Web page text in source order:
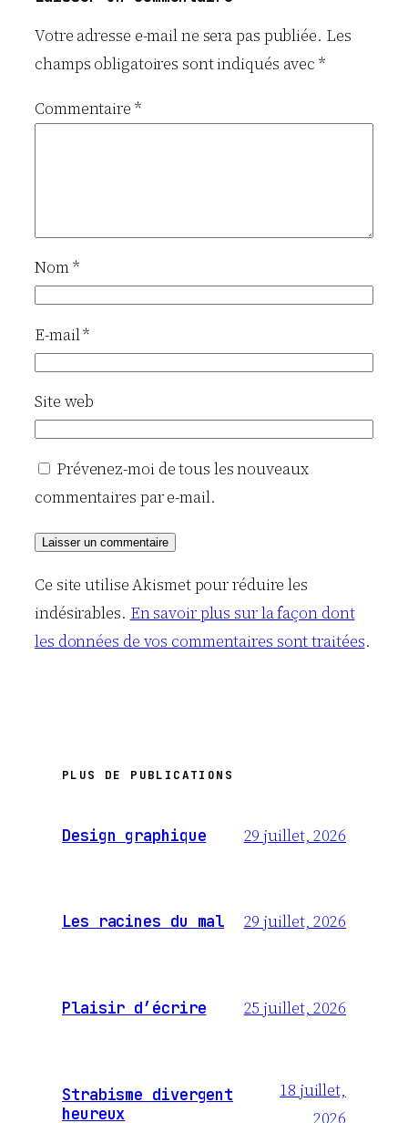
Votre adresse e-mail ne sera pas publiée. Les
champs obligatoires sont indiqués avec*
Commentaire *
Nom*
E-mail*
Site web
Prévenez-moi de tous les nouveaux
commentaires par e-mail.
Ce site utilise Akismet pour réduire les
indésirables. En savoir plus sur la façon dont
les données de vos commentaires sont traitées.
PLUS DE PUBLICATIONS
Design graphique 29 juillet, 2026
Les racines du mal 29 juillet, 2026
Plaisir d’écrire 25 juillet, 2026
Strabisme divergent
heureux
18 juillet,
2026